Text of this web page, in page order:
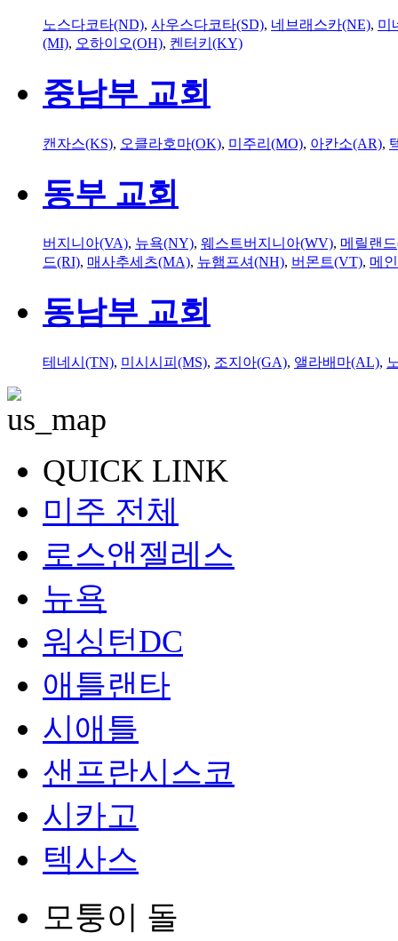
노스다코타(ND), 사우스다코타(SD), 네브래스카(NE), 미
(MI), 오하이오(OH), 켄터키(KY)
중남부 교회
캔자스(KS), 오클라호마(OK), 미주리(MO), 아칸소(AR),
동부 교회
버지니아(VA), 뉴욕(NY), 웨스트버지니아(WV), 메릴랜
드(RI), 매사추세츠(MA), 뉴햄프셔(NH), 버몬트(VT), 메
동남부 교회
테네시(TN), 미시시피(MS), 조지아(GA), 앨라배마(AL),
QUICK LINK
미주 전체
로스앤젤레스
뉴욕
워싱턴DC
애틀랜타
시애틀
샌프란시스코
시카고
텍사스
모퉁이 돌